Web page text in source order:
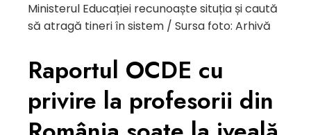
Ministerul Educației recunoaște situția și caută
să atragă tineri în sistem / Sursa foto: Arhivă
Raportul OCDE cu
privire la profesorii din